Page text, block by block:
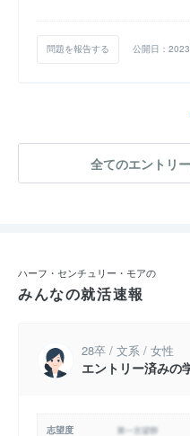
問題を報告する 公開日：
全てのエントリ
ハーフ・センチュリー・モアの
みんなの就活速報
28卒 / 文系 / 女性
エントリー済みの
志望度